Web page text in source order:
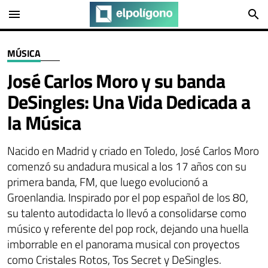
menu search
MÚSICA
José Carlos Moro y su banda
DeSingles: Una Vida Dedicada a
la Música
Nacido en Madrid y criado en Toledo, José Carlos Moro
comenzó su andadura musical a los 17 años con su
primera banda, FM, que luego evolucionó a
Groenlandia. Inspirado por el pop español de los 80,
su talento autodidacta lo llevó a consolidarse como
músico y referente del pop rock, dejando una huella
imborrable en el panorama musical con proyectos
como Cristales Rotos, Tos Secret y DeSingles.